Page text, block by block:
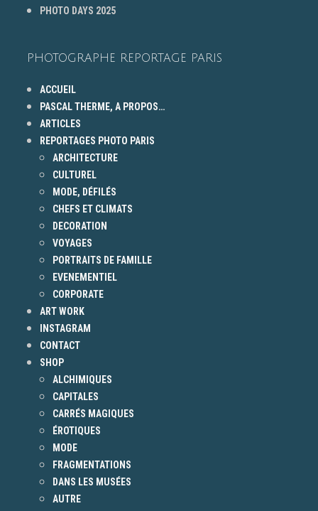
PHOTO DAYS 2025
PHOTOGRAPHE REPORTAGE PARIS
ACCUEIL
PASCAL THERME, A PROPOS…
ARTICLES
REPORTAGES PHOTO PARIS
ARCHITECTURE
CULTUREL
MODE, DÉFILÉS
CHEFS ET CLIMATS
DECORATION
VOYAGES
PORTRAITS DE FAMILLE
EVENEMENTIEL
CORPORATE
ART WORK
INSTAGRAM
CONTACT
SHOP
ALCHIMIQUES
CAPITALES
CARRÉS MAGIQUES
ÉROTIQUES
MODE
FRAGMENTATIONS
DANS LES MUSÉES
AUTRE